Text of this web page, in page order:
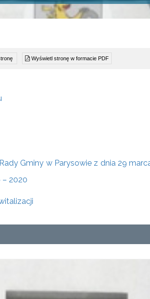
Wyświetl stronę w formacie PDF
Gminy w Parysowie z dnia 29
– 2020